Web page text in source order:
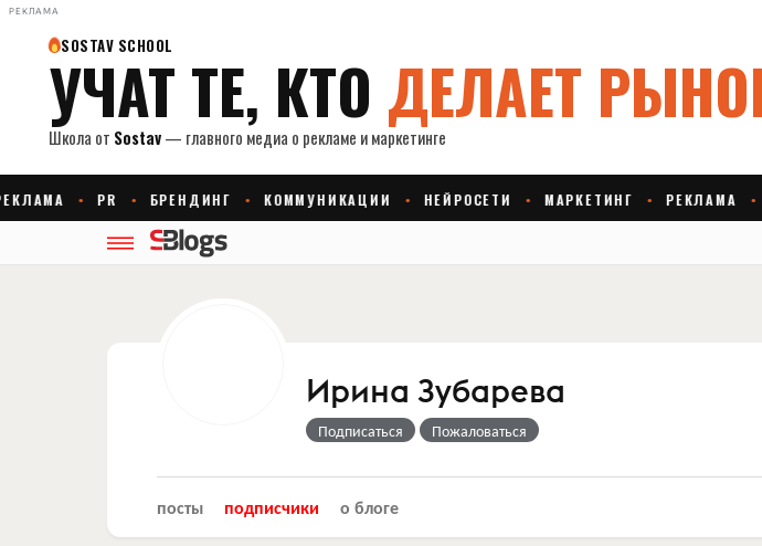
РЕКЛАМА
Ирина Зубарева
Подписаться Пожаловаться
посты подписчики о блоге